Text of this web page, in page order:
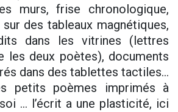
murs, frise chronologique,
des tableaux magnétiques,
dans les vitrines (lettres
les deux poètes), documents
dans des tablettes tactiles…
petits poèmes imprimés à
… l’écrit a une plasticité, ici